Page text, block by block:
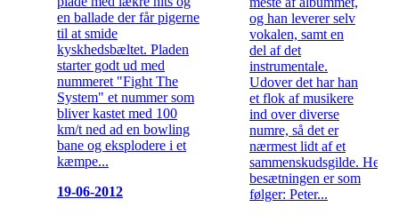
en ballade der får pigerne
til at smide
kyskhedsbæltet. Pladen
starter godt ud med
nummeret "Fight The
System" et nummer som
bliver kastet med 100
km/t ned ad en bowling
bane og eksplodere i et
kæmpe...
19-06-2012
og han leverer selv
vokalen, samt en
del af det
instrumentale.
Udover det har han
et flok af musikere
ind over diverse
numre, så det er
nærmest lidt af et
sammenskudsgilde. Hele
besætningen er som
følger: Peter...